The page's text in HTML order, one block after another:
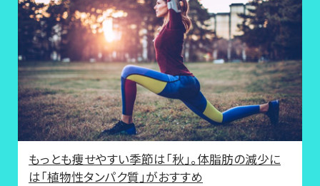
もっとも痩せやすい季節は「秋」。体脂肪の減少に
は「植物性タンパク質」がおすすめ